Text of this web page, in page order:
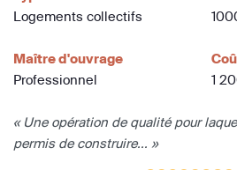
Logements collectifs
Maître d'ouvrage
Professionnel
1
« Une opération de qualité pour
permis de construire... »